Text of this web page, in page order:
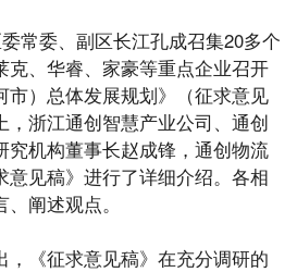
委、副区长江孔成召集20多个
克、华睿、家豪等重点企业召开
市）总体发展规划》（征求意见
，浙江通创智慧产业公司、通创
究机构董事长赵成锋，通创物流
意见稿》进行了详细介绍。各相
阐述观点。
《征求意见稿》在充分调研的